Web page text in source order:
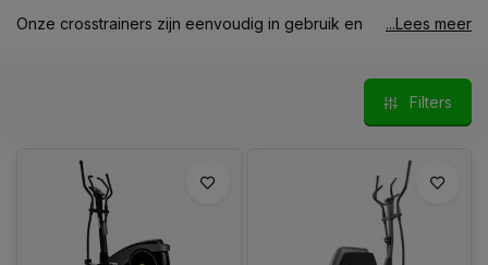
Onze crosstrainers zijn eenvoudig in gebruik en
haar gunstig geprijsde crosstrainers welke zijn voorzien van
Het Nederlandse fitnessmerk VirtuFit staat garant voor
uitstekende kwaliteit. De fitnessapparaten en fitnessartikelen
zijn vervaardigd uit kwaliteitsmaterialen en daarnaast is er veel
...Lees meer
Filters